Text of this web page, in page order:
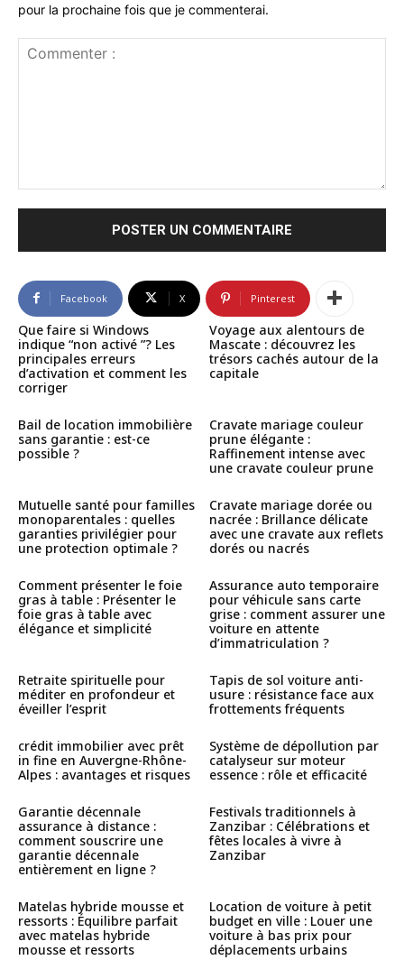
pour la prochaine fois que je commenterai.
Facebook X Pinterest
Que faire si Windows
indique “non activé ”? Les
principales erreurs
d’activation et comment les
corriger
Voyage aux alentours de
Mascate : découvrez les
trésors cachés autour de la
capitale
Bail de location immobilière
sans garantie : est-ce
possible ?
Cravate mariage couleur
prune élégante :
Raffinement intense avec
une cravate couleur prune
Mutuelle santé pour familles
monoparentales : quelles
garanties privilégier pour
une protection optimale ?
Cravate mariage dorée ou
nacrée : Brillance délicate
avec une cravate aux reflets
dorés ou nacrés
Comment présenter le foie
gras à table : Présenter le
foie gras à table avec
élégance et simplicité
Assurance auto temporaire
pour véhicule sans carte
grise : comment assurer une
voiture en attente
d’immatriculation ?
Retraite spirituelle pour
méditer en profondeur et
éveiller l’esprit
Tapis de sol voiture anti-
usure : résistance face aux
frottements fréquents
crédit immobilier avec prêt
in fine en Auvergne-Rhône-
Alpes : avantages et risques
Système de dépollution par
catalyseur sur moteur
essence : rôle et efficacité
Garantie décennale
assurance à distance :
comment souscrire une
garantie décennale
entièrement en ligne ?
Festivals traditionnels à
Zanzibar : Célébrations et
fêtes locales à vivre à
Zanzibar
Matelas hybride mousse et
ressorts : Équilibre parfait
avec matelas hybride
mousse et ressorts
Location de voiture à petit
budget en ville : Louer une
voiture à bas prix pour
déplacements urbains